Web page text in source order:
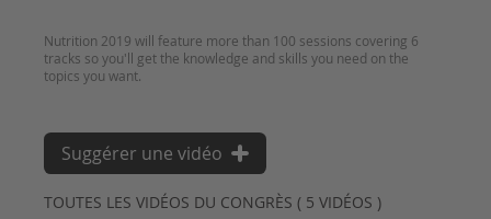
Nutrition 2019 will feature more than 100 sessions covering 6
tracks so you'll get the knowledge and skills you need on the
TOUTES LES VIDÉOS DU CONGRÈS ( 5 VIDÉOS )
Suggérer une vidéo